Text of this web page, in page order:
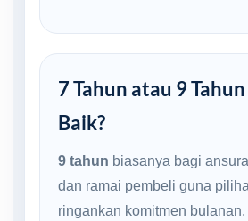
7 Tahun atau 9
Baik?
9 tahun biasanya bagi
dan ramai pembeli guna
ringankan komitmen bulanan.